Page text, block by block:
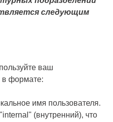
следующим
ваш
в формате:
имя пользователя.
(внутренний), что